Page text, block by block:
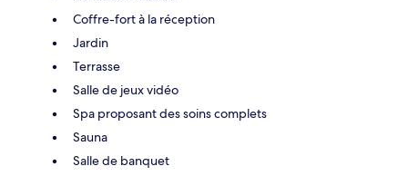
Coffre-fort à la réception
Jardin
Terrasse
Salle de jeux vidéo
Spa proposant des soins complets
Sauna
Salle de banquet